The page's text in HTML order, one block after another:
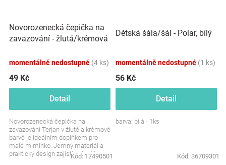
Novorozenecká čepička na
zavazování - žlutá/krémová
momentálně nedostupné (4 ks)
49 Kč
Detail
Novorozenecká čepička na
zavazování Terjan v žluté a krémové
barvě je ideálním doplňkem pro
malé miminko. Jemný materiál a
praktický design zajistí pohodlí a
Kód: 17490501
Dětská šála/šál - Polar, bílý
momentálně nedostupné (1 ks)
56 Kč
Detail
barva: bílá - 1ks
Kód: 36709301